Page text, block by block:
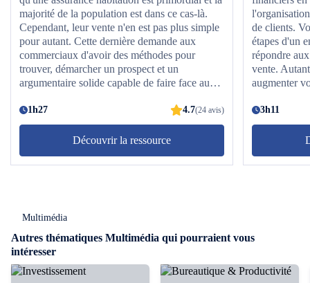
majorité de la population est dans ce cas-là.
Cependant, leur vente n'en est pas plus simple
pour autant. Cette dernière demande aux
commerciaux d'avoir des méthodes pour
trouver, démarcher un prospect et un
argumentaire solide capable de faire face aux
transformer en client. Ce cours en ligne,
présenté par le professeur Jean-Pierre Mercier,
créateur d'une entreprise de conseil et de
formation, vous présentera les principes, les
étapes et les techniques pour vendre des
vente d'assurance. Vous découvrirez également
chaque étape et techniques en vente
d'assurance, les appels de renouvellement, la
préparation et la prise de contact avec un
prospect ainsi que la découverte du client et de
1h27 4.7(24 avis)
Découvrir la ressource
de clients.
étapes d'un
répondre
vente.
augmenter
3h11
Multimédia
Autres thématiques Multimédia qui pourraient vous
intéresser